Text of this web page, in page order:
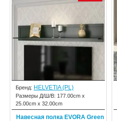
Бренд: HELVETIA (PL)
Размеры Д/Ш/В: 177.00cm x
25.00cm x 32.00cm
Навесная полка EVORA Green